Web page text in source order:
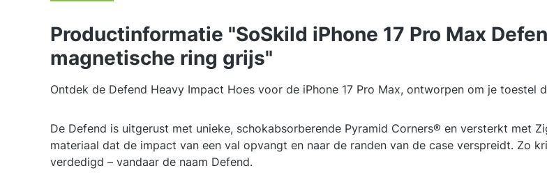
Productinformatie "SoSkild iPhone 17 Pro Max
magnetische ring grijs"
Ontdek de Defend Heavy Impact Hoes voor de iPhone 17 Pro Max, ontworpen om je toestel
De Defend is uitgerust met unieke, schokabsorberende Pyramid Corners® en versterkt met
materiaal dat de impact van een val opvangt en naar de randen van de case verspreidt. Zo
verdedigd – vandaar de naam Defend.